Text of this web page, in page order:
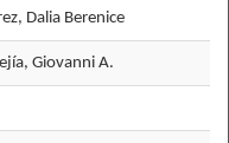
Dalia Berenice
Giovanni A.